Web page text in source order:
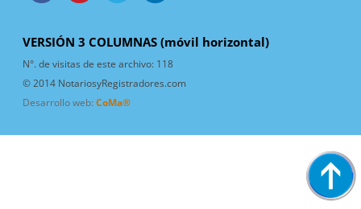
VERSIÓN 3 COLUMNAS (móvil horizontal)
N°. de visitas de este archivo: 118
© 2014 NotariosyRegistradores.com
Desarrollo web: CoMa®